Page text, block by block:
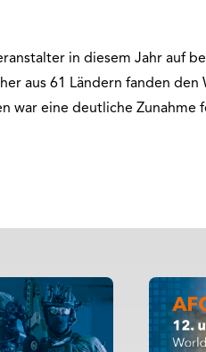
in diesem Jahr auf
aus 61 Ländern fanden den
war eine deutliche Zunahme